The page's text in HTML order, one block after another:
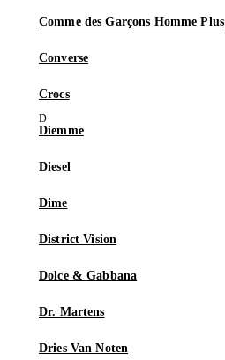
Comme des Garçons Homme Plus
Converse
Crocs
Diemme
Diesel
Dime
District Vision
Dolce & Gabbana
Dr. Martens
Dries Van Noten